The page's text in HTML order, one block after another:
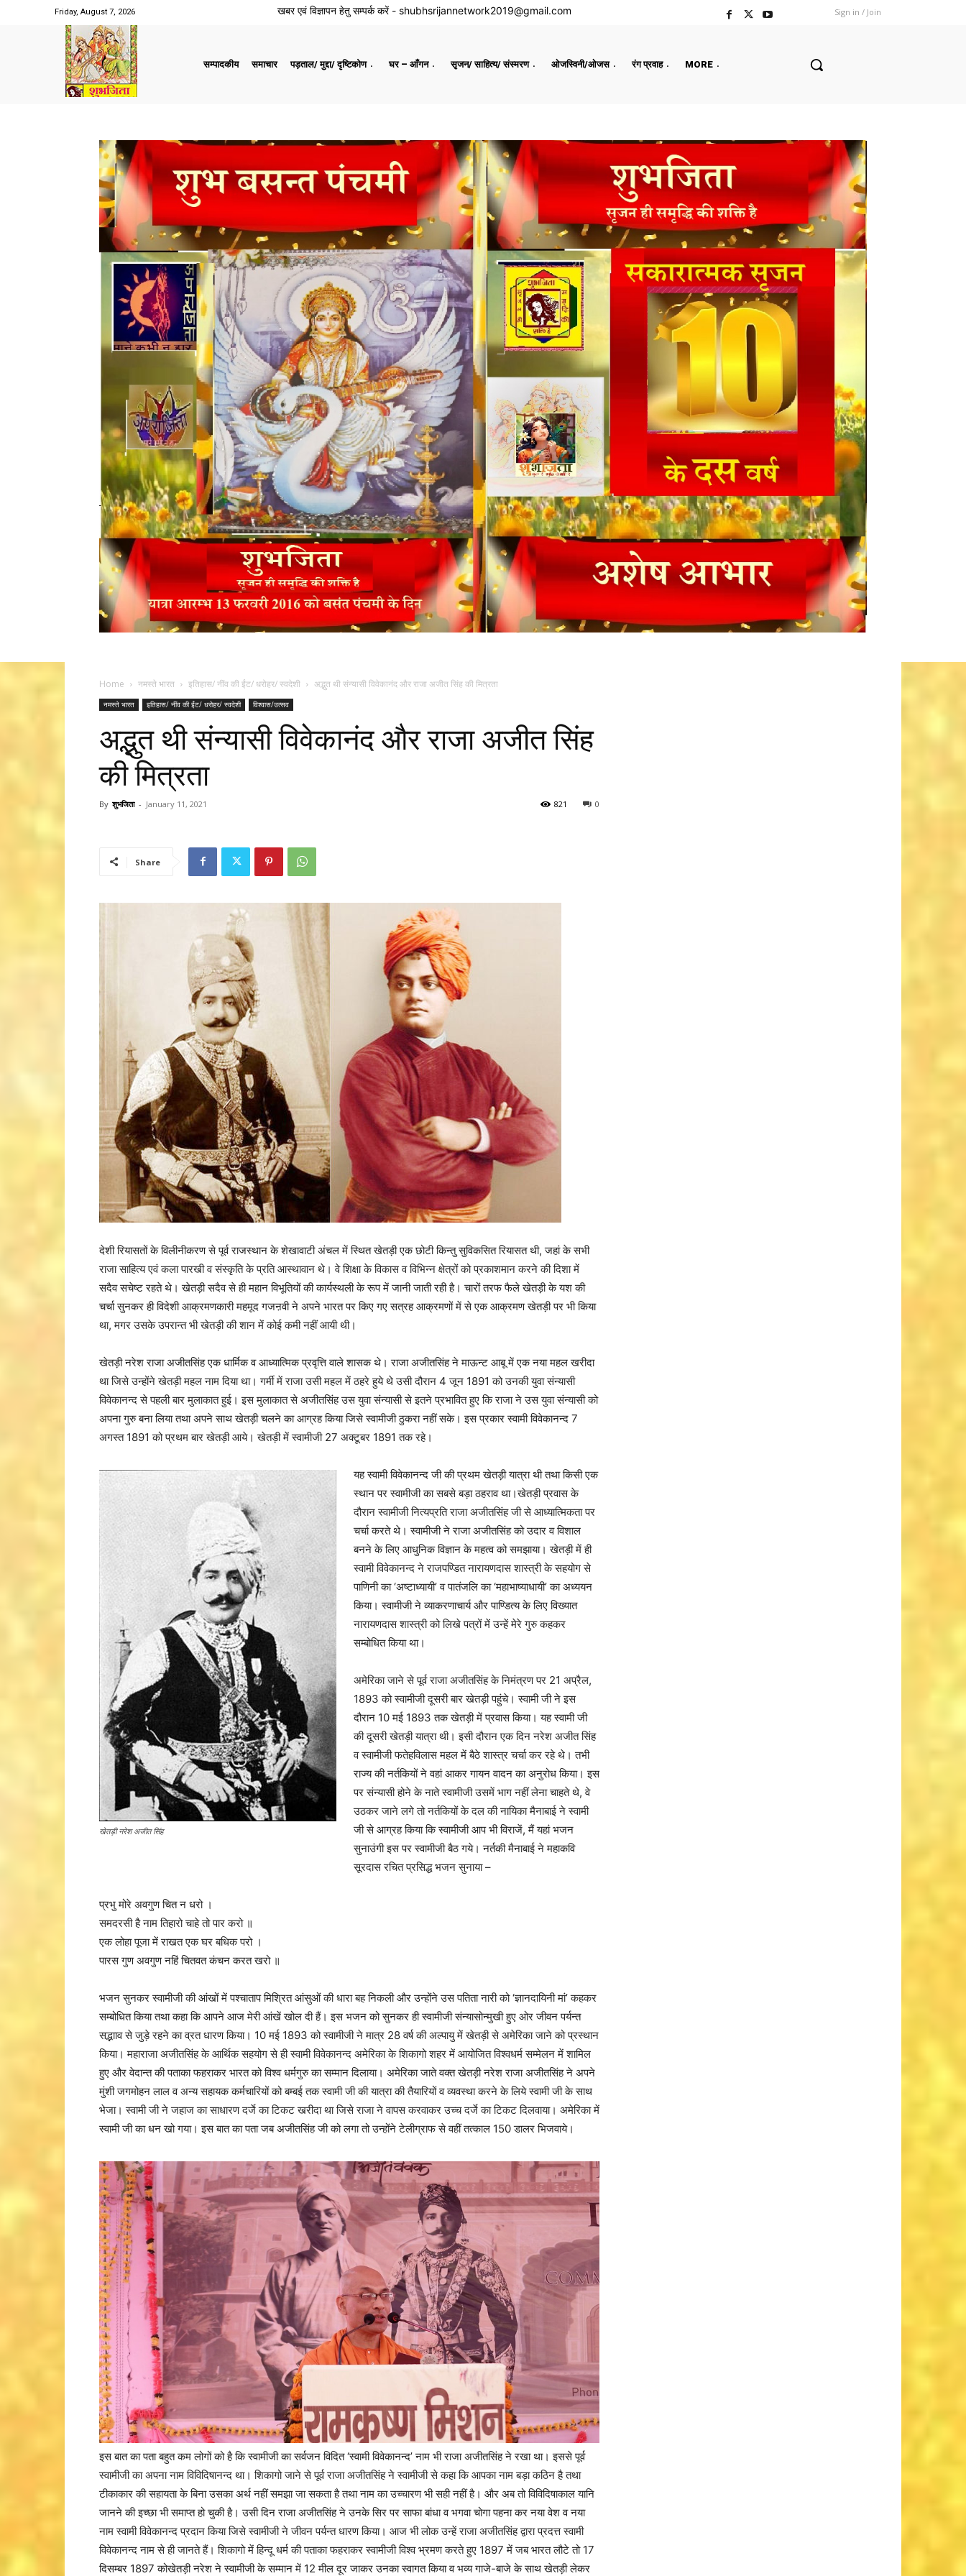
Friday, August 7, 2026 खबर एवं विज्ञापन हेतु सम्पर्क करें - shubhsrijannetwork2019@gmail.com Sign in / Join
सम्पादकीय समाचार पड़ताल/ मुद्दा/ दृष्टिकोण घर – आँगन सृजन/ साहित्य/ संस्मरण ओजस्विनी/ओजस रंग प्रवाह MORE
Home नमस्ते भारत इतिहास/ नींव की ईंट/ धरोहर/ स्वदेशी अद्भुत थी संन्यासी विवेकानंद और राजा अजीत सिंह की मित्रता
नमस्ते भारत इतिहास/ नींव की ईंट/ धरोहर/ स्वदेशी विश्वास/उत्सव
अद्भुत थी संन्यासी विवेकानंद और राजा अजीत सिंह
की मित्रता
By शुभजिता - January 11, 2021 0
821
Share
देशी रियासतों के विलीनीकरण से पूर्व राजस्थान के शेखावाटी अंचल में स्थित खेतड़ी एक छोटी किन्तु सुविकसित रियासत थी, जहां के सभी
राजा साहित्य एवं कला पारखी व संस्कृति के प्रति आस्थावान थे। वे शिक्षा के विकास व विभिन्न क्षेत्रों को प्रकाशमान करने की दिशा में
सदैव सचेष्ट रहते थे। खेतड़ी सदैव से ही महान विभूतियों की कार्यस्थली के रूप में जानी जाती रही है। चारों तरफ फैले खेतड़ी के यश की
चर्चा सुनकर ही विदेशी आक्रमणकारी महमूद गजऩवी ने अपने भारत पर किए गए सत्रह आक्रमणों में से एक आक्रमण खेतड़ी पर भी किया
था, मगर उसके उपरान्त भी खेतड़ी की शान में कोई कमी नहीं आयी थी।
खेतड़ी नरेश राजा अजीतसिंह एक धार्मिक व आध्यात्मिक प्रवृत्ति वाले शासक थे। राजा अजीतसिंह ने माऊन्ट आबू में एक नया महल खरीदा
था जिसे उन्होंने खेतड़ी महल नाम दिया था। गर्मी में राजा उसी महल में ठहरे हुये थे उसी दौरान 4 जून 1891 को उनकी युवा संन्यासी
विवेकानन्द से पहली बार मुलाकात हुई। इस मुलाकात से अजीतसिंह उस युवा संन्यासी से इतने प्रभावित हुए कि राजा ने उस युवा संन्यासी को
अपना गुरु बना लिया तथा अपने साथ खेतड़ी चलने का आग्रह किया जिसे स्वामीजी ठुकरा नहीं सके। इस प्रकार स्वामी विवेकानन्द 7
अगस्त 1891 को प्रथम बार खेतड़ी आये। खेतड़ी में स्वामीजी 27 अक्टूबर 1891 तक रहे।
खेतड़ी नरेश अजीत सिंह
यह स्वामी विवेकानन्द जी की प्रथम खेतड़ी यात्रा थी तथा किसी एक
स्थान पर स्वामीजी का सबसे बड़ा ठहराव था।खेतड़ी प्रवास के
दौरान स्वामीजी नित्यप्रति राजा अजीतसिंह जी से आध्यात्मिकता पर
चर्चा करते थे। स्वामीजी ने राजा अजीतसिंह को उदार व विशाल
बनने के लिए आधुनिक विज्ञान के महत्व को समझाया। खेतड़ी में ही
स्वामी विवेकानन्द ने राजपण्डित नारायणदास शास्त्री के सहयोग से
पाणिनी का ‘अष्टाध्यायी’ व पातंजलि का ‘महाभाष्याधायी’ का अध्ययन
किया। स्वामीजी ने व्याकरणाचार्य और पाण्डित्य के लिए विख्यात
नारायणदास शास्त्री को लिखे पत्रों में उन्हें मेरे गुरु कहकर
सम्बोधित किया था।
अमेरिका जाने से पूर्व राजा अजीतसिंह के निमंत्रण पर 21 अप्रैल,
1893 को स्वामीजी दूसरी बार खेतड़ी पहुंचे। स्वामी जी ने इस
दौरान 10 मई 1893 तक खेतड़ी में प्रवास किया। यह स्वामी जी
की दूसरी खेतड़ी यात्रा थी। इसी दौरान एक दिन नरेश अजीत सिंह
व स्वामीजी फतेहविलास महल में बैठे शास्त्र चर्चा कर रहे थे। तभी
राज्य की नर्तकियों ने वहां आकर गायन वादन का अनुरोध किया। इस
पर संन्यासी होने के नाते स्वामीजी उसमें भाग नहीं लेना चाहते थे, वे
उठकर जाने लगे तो नर्तकियों के दल की नायिका मैनाबाई ने स्वामी
जी से आग्रह किया कि स्वामीजी आप भी विराजें, मैं यहां भजन
सुनाउंगी इस पर स्वामीजी बैठ गये। नर्तकी मैनाबाई ने महाकवि
सूरदास रचित प्रसिद्ध भजन सुनाया –
प्रभु मोरे अवगुण चित न धरो ।
समदरसी है नाम तिहारो चाहे तो पार करो ॥
एक लोहा पूजा में राखत एक घर बधिक परो ।
पारस गुण अवगुण नहिं चितवत कंचन करत खरो ॥
भजन सुनकर स्वामीजी की आंखों में पश्चाताप मिश्रित आंसुओं की धारा बह निकली और उन्होंने उस पतिता नारी को ‘ज्ञानदायिनी मां’ कहकर
सम्बोधित किया तथा कहा कि आपने आज मेरी आंखें खोल दी हैं। इस भजन को सुनकर ही स्वामीजी संन्यासोन्मुखी हुए ओर जीवन पर्यन्त
सद्भााव से जुड़े रहने का व्रत धारण किया। 10 मई 1893 को स्वामीजी ने मात्र 28 वर्ष की अल्पायु में खेतड़ी से अमेरिका जाने को प्रस्थान
किया। महाराजा अजीतसिंह के आर्थिक सहयोग से ही स्वामी विवेकानन्द अमेरिका के शिकागो शहर में आयोजित विश्वधर्म सम्मेलन में शामिल
हुए और वेदान्त की पताका फहराकर भारत को विश्व धर्मगुरु का सम्मान दिलाया। अमेरिका जाते वक्त खेतड़ी नरेश राजा अजीतसिंह ने अपने
मुंशी जगमोहन लाल व अन्य सहायक कर्मचारियों को बम्बई तक स्वामी जी की यात्रा की तैयारियों व व्यवस्था करने के लिये स्वामी जी के साथ
भेजा। स्वामी जी ने जहाज का साधारण दर्जे का टिकट खरीदा था जिसे राजा ने वापस करवाकर उच्च दर्जे का टिकट दिलवाया। अमेरिका में
स्वामी जी का धन खो गया। इस बात का पता जब अजीतसिंह जी को लगा तो उन्होंने टेलीग्राफ से वहीं तत्काल 150 डालर भिजवाये।
इस बात का पता बहुत कम लोगों को है कि स्वामीजी का सर्वजन विदित ‘स्वामी विवेकानन्द’ नाम भी राजा अजीतसिंह ने रखा था। इससे पूर्व
स्वामीजी का अपना नाम विविदिषानन्द था। शिकागो जाने से पूर्व राजा अजीतसिंह ने स्वामीजी से कहा कि आपका नाम बड़ा कठिन है तथा
टीकाकार की सहायता के बिना उसका अर्थ नहीं समझा जा सकता है तथा नाम का उच्चारण भी सही नहीं है। और अब तो विविदिषाकाल यानि
जानने की इच्छा भी समाप्त हो चुकी है। उसी दिन राजा अजीतसिंह ने उनके सिर पर साफा बांधा व भगवा चोगा पहना कर नया वेश व नया
नाम स्वामी विवेकानन्द प्रदान किया जिसे स्वामीजी ने जीवन पर्यन्त धारण किया। आज भी लोक उन्हें राजा अजीतसिंह द्वारा प्रदत्त स्वामी
विवेकानन्द नाम से ही जानते हैं। शिकागो में हिन्दू धर्म की पताका फहराकर स्वामीजी विश्व भ्रमण करते हुए 1897 में जब भारत लौटे तो 17
दिसम्बर 1897 कोखेतड़ी नरेश ने स्वामीजी के सम्मान में 12 मील दूर जाकर उनका स्वागत किया व भव्य गाजे-बाजे के साथ खेतड़ी लेकर